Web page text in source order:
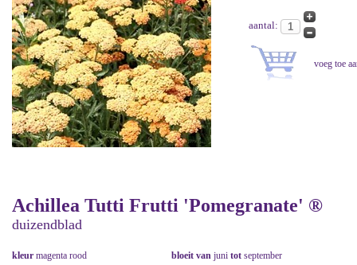
aantal:
Achillea Tutti Frutti 'Pomegranate' ®
duizendblad
kleur magenta rood bloeit van juni tot september